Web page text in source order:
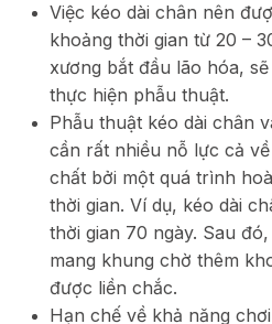
Việc kéo dài chân nên
khoảng thời gian từ 20 –
xương bắt đầu lão hóa,
thực hiện phẫu thuật.
Phẫu thuật kéo dài chân
cần rất nhiều nỗ lực cả
chất bởi một quá trình
thời gian. Ví dụ, kéo dài
thời gian 70 ngày. Sau
mang khung chờ thêm
được liền chắc.
Hạn chế về khả năng